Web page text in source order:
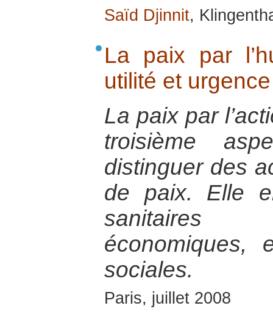
Saïd Djinnit,
La paix par
utilité et urgence
La paix par
troisième
distinguer des
de paix. Elle
sanitaires
économiques,
sociales.
Paris, juillet 2008